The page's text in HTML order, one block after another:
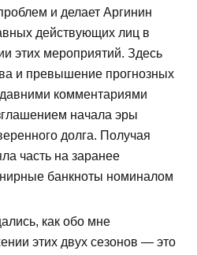
и делает Аргинин
действующих лиц в
этих мероприятий. Здесь
и превышение прогнозных
комментариями
начала эры
долга. Получая
часть на заранее
банкноты номиналом
как обо мне
этих двух сезонов — это